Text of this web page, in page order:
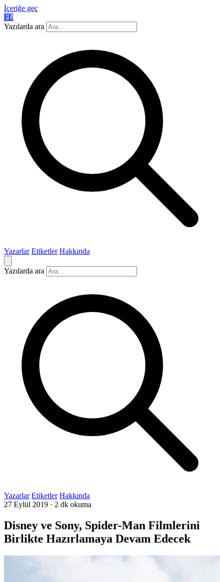
İçeriğe geç
FL
Yazılarda ara
Yazarlar Etiketler Hakkında
Yazılarda ara
Yazarlar Etiketler Hakkında
27 Eylül 2019 · 2 dk okuma
Disney ve Sony, Spider-Man Filmlerini
Birlikte Hazırlamaya Devam Edecek